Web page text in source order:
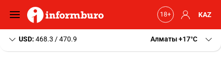
KAZ
USD: 468.3 / 470.9 Алматы+17 C